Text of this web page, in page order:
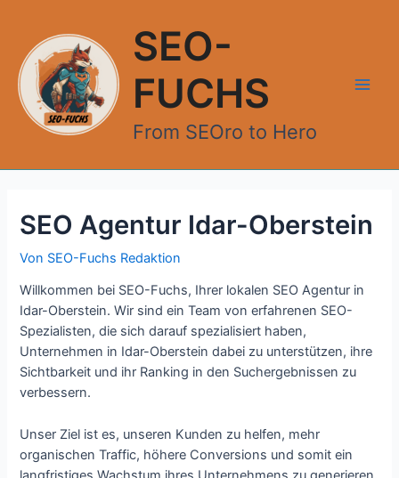
springen
SEO-
FUCHS
From SEOro to Hero
SEO Agentur Idar-Oberstein
Von SEO-Fuchs Redaktion
Willkommen bei SEO-Fuchs, Ihrer lokalen SEO Agentur in
Idar-Oberstein. Wir sind ein Team von erfahrenen SEO-
Spezialisten, die sich darauf spezialisiert haben,
Unternehmen in Idar-Oberstein dabei zu unterstützen, ihre
Sichtbarkeit und ihr Ranking in den Suchergebnissen zu
verbessern.
Unser Ziel ist es, unseren Kunden zu helfen, mehr
organischen Traffic, höhere Conversions und somit ein